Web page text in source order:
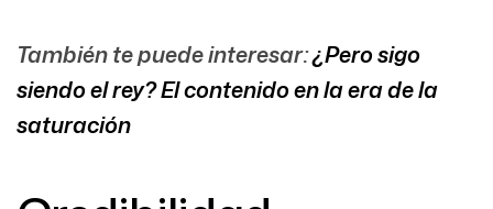
También te puede interesar:¿Pero sigo
siendo el rey? El contenido en la era de la
saturación